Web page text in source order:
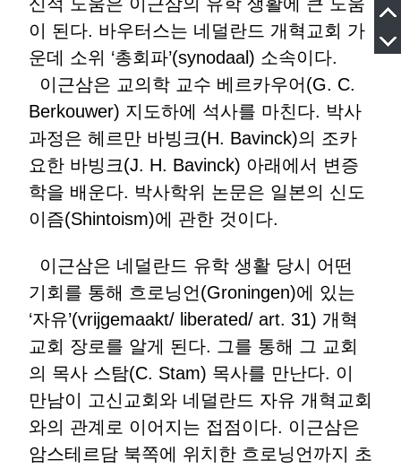
이 된다. 바우터스는 네덜란드 개혁교회 가
운데 소위 ‘총회파’(synodaal) 소속이다.
이근삼은 교의학 교수 베르카우어(G. C.
Berkouwer) 지도하에 석사를 마친다. 박사
과정은 헤르만 바빙크(H. Bavinck)의 조카
요한 바빙크(J. H. Bavinck) 아래에서 변증
학을 배운다. 박사학위 논문은 일본의 신도
이즘(Shintoism)에 관한 것이다.
이근삼은 네덜란드 유학 생활 당시 어떤
기회를 통해 흐로닝언(Groningen)에 있는
‘자유’(vrijgemaakt/ liberated/ art. 31) 개혁
교회 장로를 알게 된다. 그를 통해 그 교회
의 목사 스탐(C. Stam) 목사를 만난다. 이
만남이 고신교회와 네덜란드 자유 개혁교회
와의 관계로 이어지는 접점이다. 이근삼은
암스테르담 북쪽에 위치한 흐로닝언까지 초